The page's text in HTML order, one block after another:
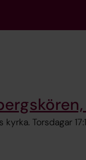
kyrka. Torsdagar